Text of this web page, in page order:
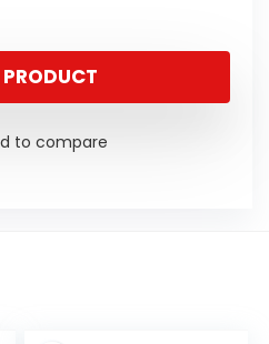
to compare